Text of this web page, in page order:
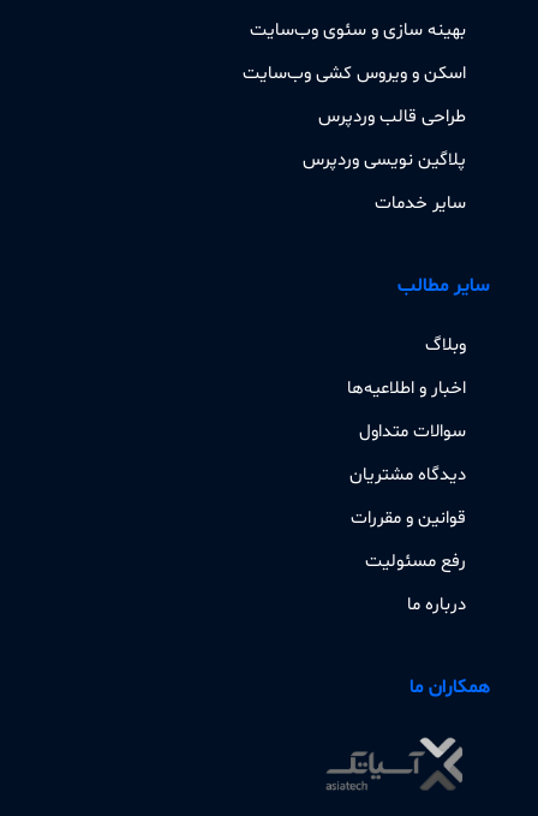
بهینه سازی و سئوی وب‌سایت
اسکن و ویروس کشی وب‌سایت
طراحی قالب وردپرس
پلاگین نویسی وردپرس
سایر خدمات
سایر مطالب
وبلاگ
اخبار و اطلاعیه‌ها
سوالات متداول
دیدگاه مشتریان
قوانین و مقررات
رفع مسئولیت
درباره ما
همکاران ما